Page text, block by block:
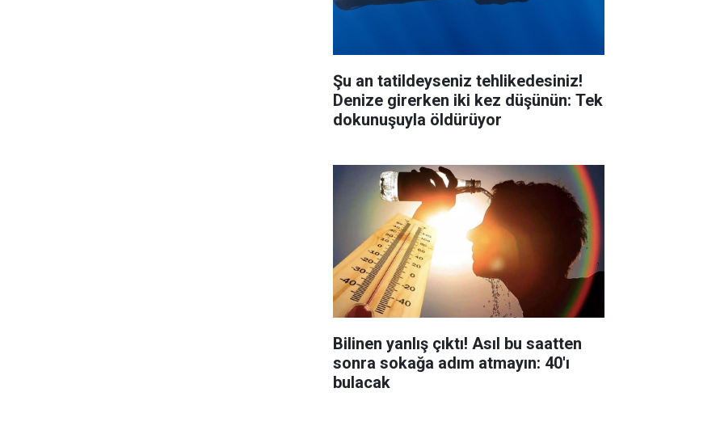
Şu an tatildeyseniz tehlikedesiniz!
Denize girerken iki kez düşünün: Tek
dokunuşuyla öldürüyor
Bilinen yanlış çıktı! Asıl bu saatten
sonra sokağa adım atmayın: 40'ı
bulacak